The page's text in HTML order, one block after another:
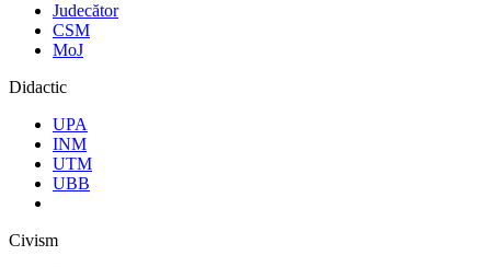
Judecător
CSM
MoJ
Didactic
UPA
INM
UTM
UBB
Civism